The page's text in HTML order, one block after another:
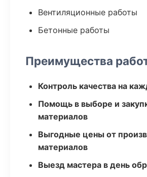
Вентиляционные работы
Бетонные работы
Преимущества
Контроль качества на
Помощь в выборе и
материалов
Выгодные цены от
материалов
Выезд мастера в день